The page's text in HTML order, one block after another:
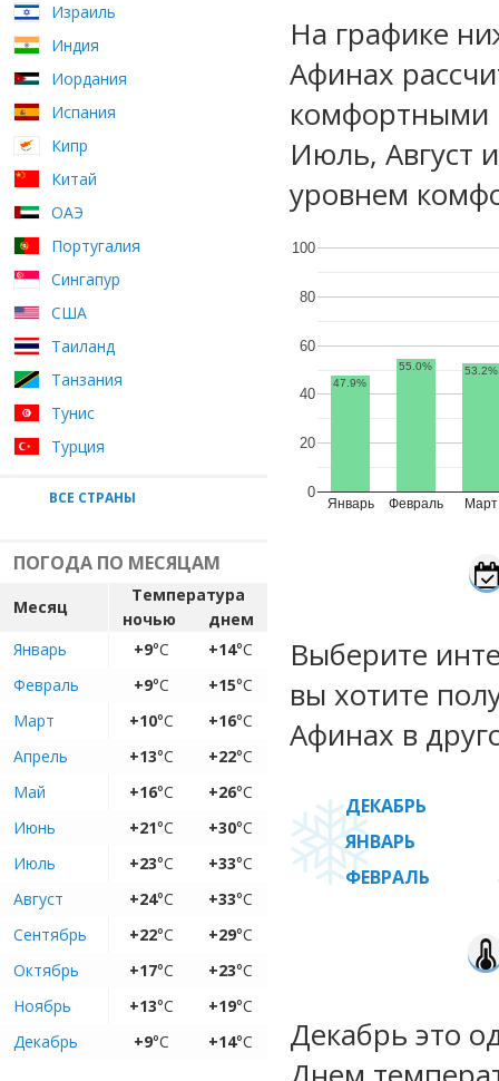
Израиль
Индия
Иордания
Испания
Кипр
Китай
ОАЭ
Португалия
Сингапур
США
Таиланд
Танзания
Тунис
Турция
ВСЕ СТРАНЫ
ПОГОДА ПО МЕСЯЦАМ
Месяц
Температура
ночью
днем
Январь
+9°C +14°C
Февраль
+9°C +15°C
Март
+10°C +16°C
Апрель
+13°C +22°C
Май
+16°C +26°C
Июнь
+21°C +30°C
Июль
+23°C +33°C
Август
+24°C +33°C
Сентябрь
+22°C +29°C
Октябрь
+17°C +23°C
Ноябрь
+13°C +19°C
Декабрь
+9°C +14°C
На графике
Афинах
комфортными
Июль, Август
уровнем
Январь Февраль Март
0
20
40
60
80
100
47.9%
55.0% 53.2%
Выберите
вы хотите
Афинах в
ДЕКАБРЬ
ЯНВАРЬ
ФЕВРАЛЬ
Декабрь это